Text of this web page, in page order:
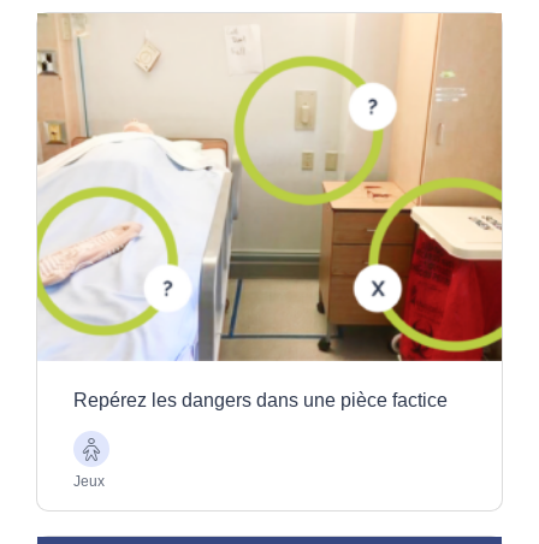
Repérez les dangers dans une pièce factice
Aînés
Jeux